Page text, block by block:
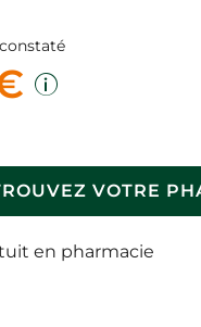
VOTRE
en pharmacie